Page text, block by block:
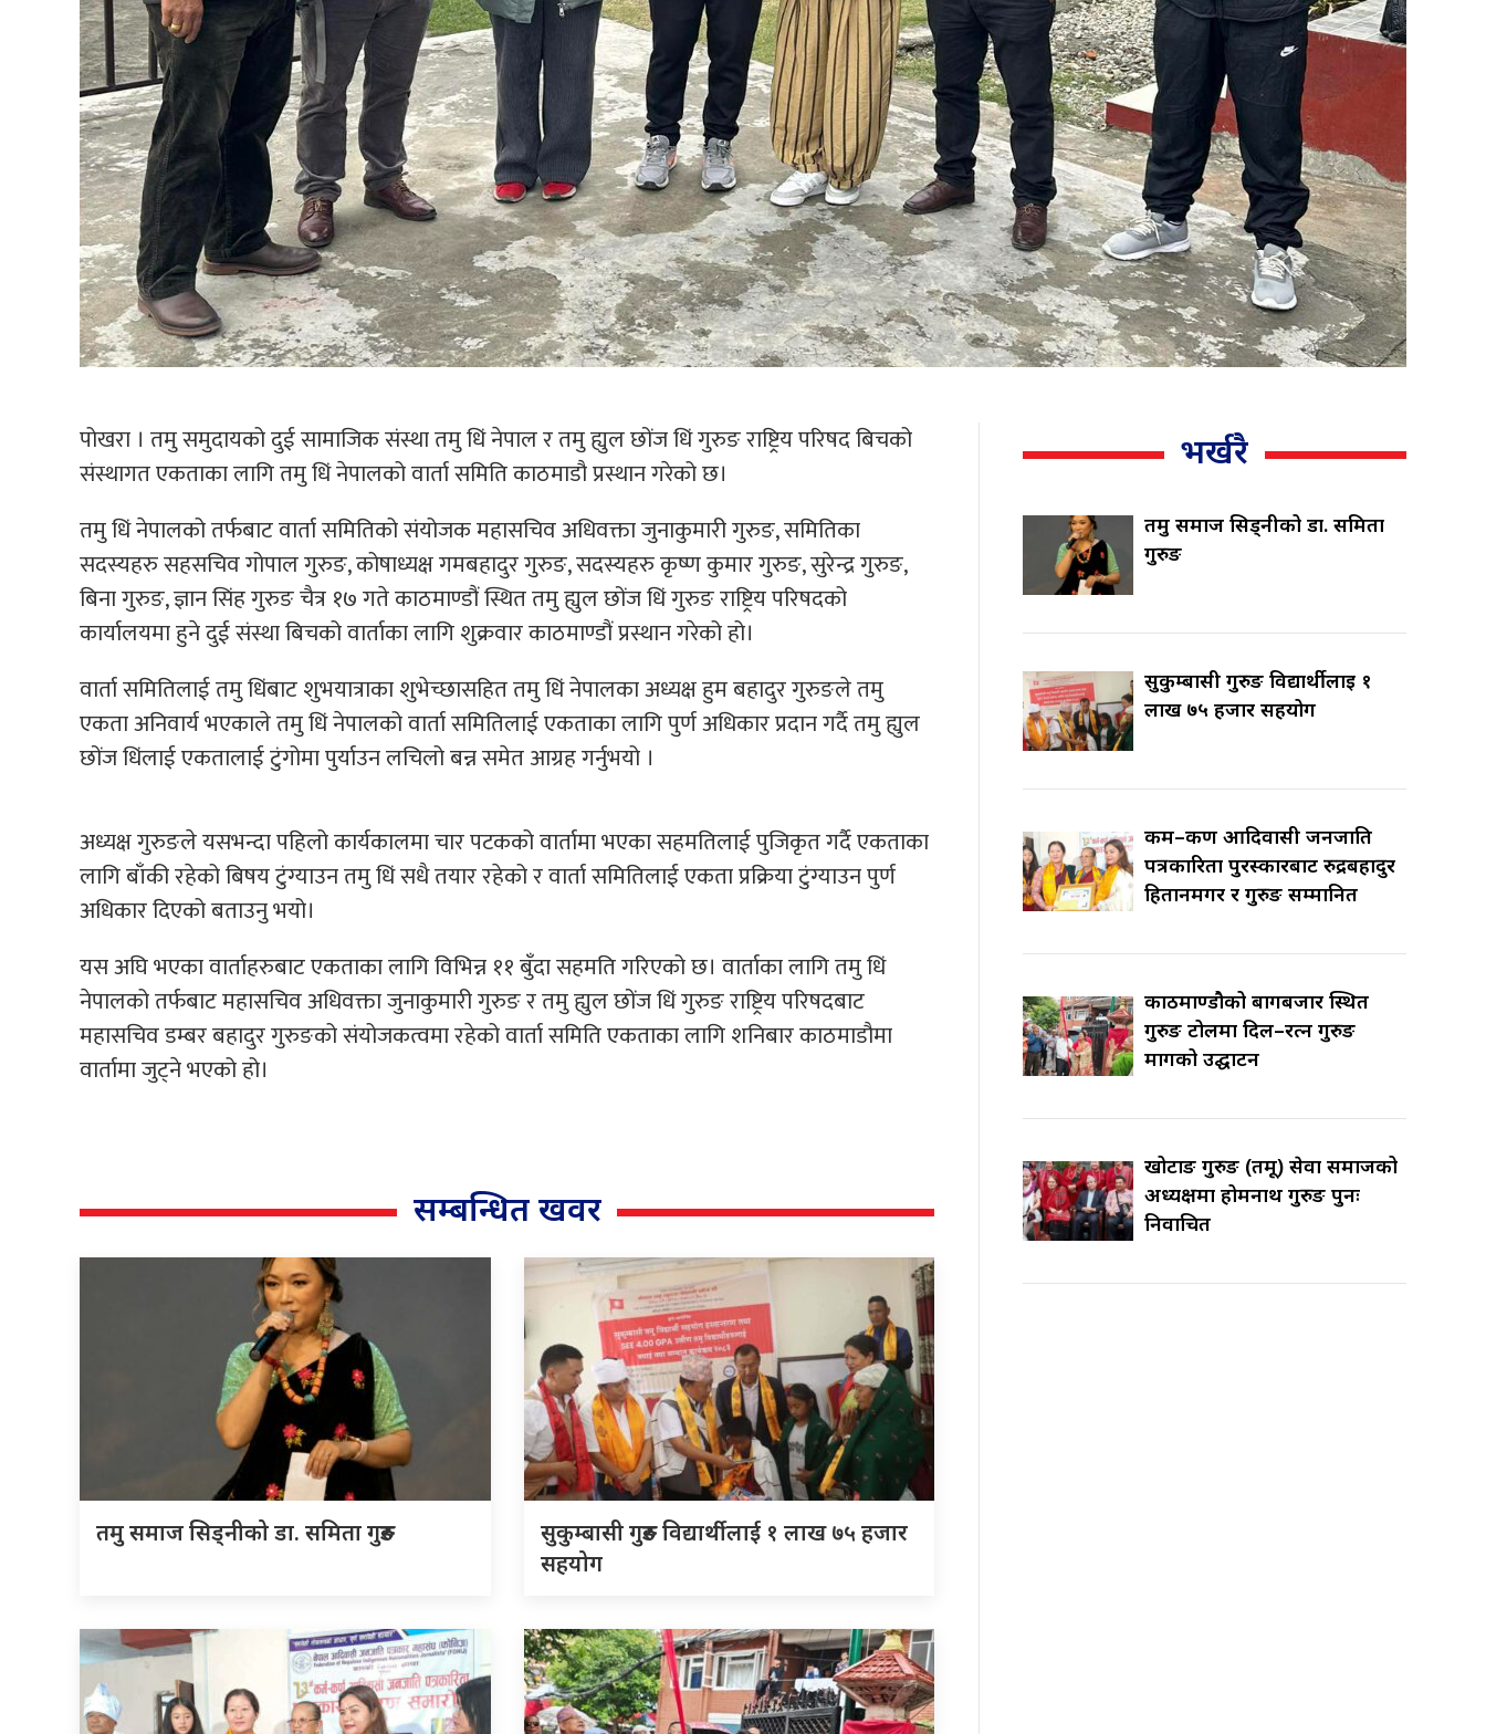
पोखरा । तमु समुदायको दुई सामाजिक संस्था तमु धिं नेपाल र तमु ह्युल छोंज धिं गुरुङ राष्ट्रिय परिषद बिचको
संस्थागत एकताका लागि तमु धिं नेपालको वार्ता समिति काठमाडौ प्रस्थान गरेको छ।
तमु धिं नेपालको तर्फबाट वार्ता समितिको संयोजक महासचिव अधिवक्ता जुनाकुमारी गुरुङ, समितिका
सदस्यहरु सहसचिव गोपाल गुरुङ, कोषाध्यक्ष गमबहादुर गुरुङ, सदस्यहरु कृष्ण कुमार गुरुङ, सुरेन्द्र गुरुङ,
बिना गुरुङ, ज्ञान सिंह गुरुङ चैत्र १७ गते काठमाण्डौं स्थित तमु ह्युल छोंज धिं गुरुङ राष्ट्रिय परिषदको
कार्यालयमा हुने दुई संस्था बिचको वार्ताका लागि शुक्रवार काठमाण्डौं प्रस्थान गरेको हो।
वार्ता समितिलाई तमु धिंबाट शुभयात्राका शुभेच्छासहित तमु धिं नेपालका अध्यक्ष हुम बहादुर गुरुङले तमु
एकता अनिवार्य भएकाले तमु धिं नेपालको वार्ता समितिलाई एकताका लागि पुर्ण अधिकार प्रदान गर्दै तमु ह्युल
छोंज धिंलाई एकतालाई टुंगोमा पुर्याउन लचिलो बन्न समेत आग्रह गर्नुभयो ।
अध्यक्ष गुरुङले यसभन्दा पहिलो कार्यकालमा चार पटकको वार्तामा भएका सहमतिलाई पुजिकृत गर्दै एकताका
लागि बाँकी रहेको बिषय टुंग्याउन तमु धिं सधै तयार रहेको र वार्ता समितिलाई एकता प्रक्रिया टुंग्याउन पुर्ण
अधिकार दिएको बताउनु भयो।
यस अघि भएका वार्ताहरुबाट एकताका लागि विभिन्न ११ बुँदा सहमति गरिएको छ। वार्ताका लागि तमु धिं
नेपालको तर्फबाट महासचिव अधिवक्ता जुनाकुमारी गुरुङ र तमु ह्युल छोंज धिं गुरुङ राष्ट्रिय परिषदबाट
महासचिव डम्बर बहादुर गुरुङको संयोजकत्वमा रहेको वार्ता समिति एकताका लागि शनिबार काठमाडौमा
वार्तामा जुट्ने भएको हो।
सम्बन्धित खवर
तमु समाज सिड्नीको डा. समिता गुरुङ
सुकुम्बासी गुरुङ विद्यार्थीलाई १ लाख ७५ हजार
सहयोग
भर्खरै
तमु समाज सिड्नीको डा. समिता
गुरुङ
सुकुम्बासी गुरुङ विद्यार्थीलाई १
लाख ७५ हजार सहयोग
कर्म–कर्ण आदिवासी जनजाति
पत्रकारिता पुरस्कारबाट रुद्रबहादुर
हितानमगर र गुरुङ सम्मानित
काठमाण्डौको बागबजार स्थित
गुरुङ टोलमा दिल–रत्न गुरुङ
मार्गको उद्घाटन
खोटाङ गुरुङ (तमू) सेवा समाजको
अध्यक्षमा होमनाथ गुरुङ पुनः
निर्वाचित